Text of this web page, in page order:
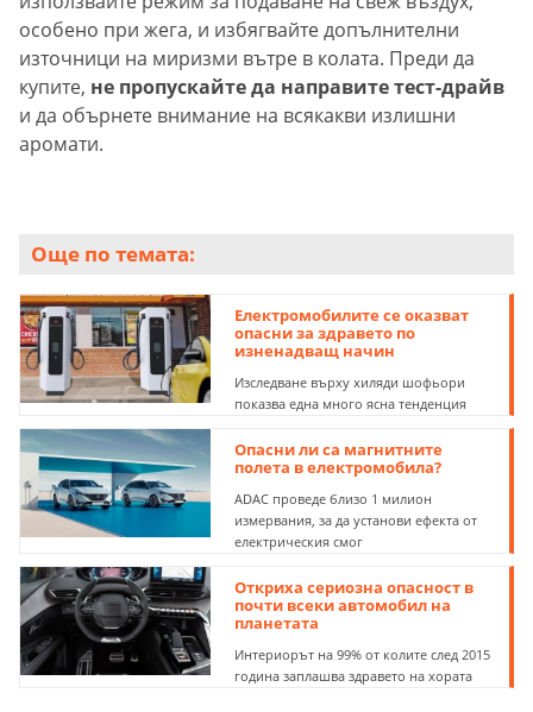
особено при жега, и избягвайте допълнителни
източници на миризми вътре в колата. Преди да
купите, не пропускайте да направите тест-драйв
и да обърнете внимание на всякакви излишни
аромати.
Още по темата:
Електромобилите се оказват
опасни за здравето по
изненадващ начин
Изследване върху хиляди шофьори
показва една много ясна тенденция
Опасни ли са магнитните
полета в електромобила?
ADAC проведе близо 1 милион
измервания, за да установи ефекта от
електрическия смог
Откриха сериозна опасност в
почти всеки автомобил на
планетата
Интериорът на 99% от колите след 2015
година заплашва здравето на хората